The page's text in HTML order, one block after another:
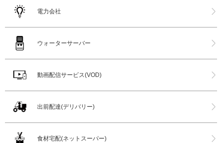
電力会社
ウォーターサーバー
動画配信サービス(VOD)
出前配達(デリバリー)
食材宅配(ネットスーパー)